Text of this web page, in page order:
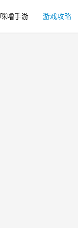
咪噜手游 游戏攻略